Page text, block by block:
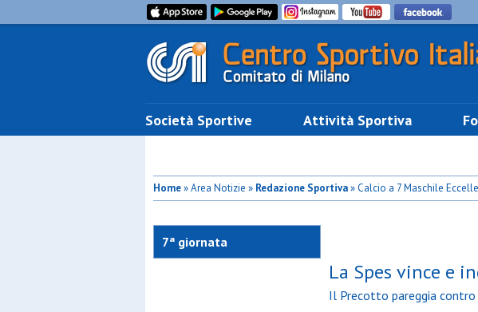
Società Sportive Attività Sportiva
Home» Area Notizie » Redazione Sportiva» Calcio a 7 Maschile
7ª giornata
La Spes vince e
Il Precotto pareggia contro